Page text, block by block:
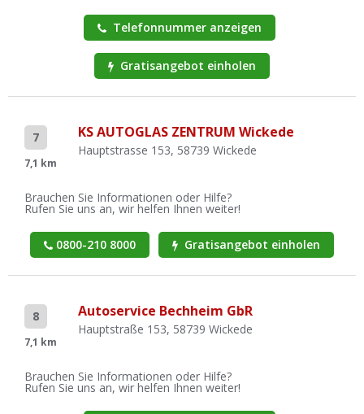
Telefonnummer anzeigen
Gratisangebot einholen
7
7,1 km
KS AUTOGLAS ZENTRUM Wickede
Hauptstrasse 153, 58739 Wickede
Brauchen Sie Informationen oder Hilfe?
Rufen Sie uns an, wir helfen Ihnen weiter!
0800-210 8000 Gratisangebot einholen
8
7,1 km
Autoservice Bechheim GbR
Hauptstraße 153, 58739 Wickede
Brauchen Sie Informationen oder Hilfe?
Rufen Sie uns an, wir helfen Ihnen weiter!